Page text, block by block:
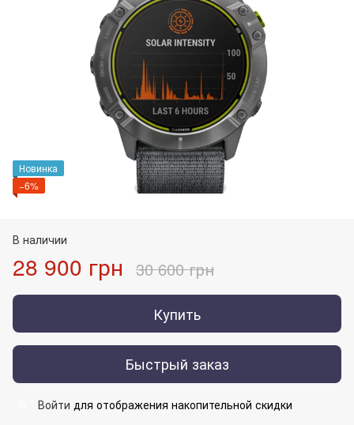
Новинка
−6%
В наличии
28 900 грн 30 600 грн
Купить
Быстрый заказ
Войти для отображения накопительной скидки